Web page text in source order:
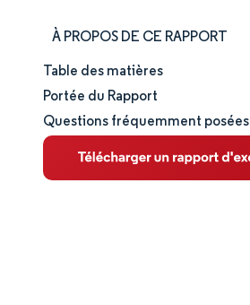
À PROPOS DE CE RAPPORT
Taille et part de marché
Analyse du marché
Tendances et perspectives
Table des matières
Portée du Rapport
Questions fréquemment posées